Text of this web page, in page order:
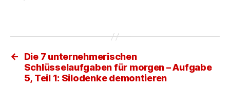
←
Die 7 unternehmerischen
Schlüsselaufgaben für morgen – Aufgabe
5, Teil 1: Silodenke demontieren